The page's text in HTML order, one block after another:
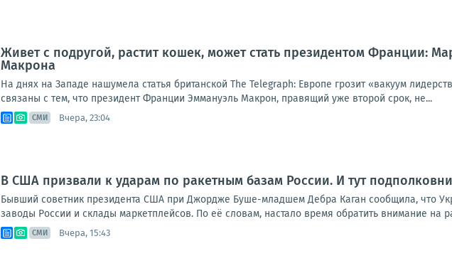
Живет с подругой, растит кошек, может стать президентом Франции:
Макрона
На днях на Западе нашумела статья британской The Telegraph: Европе грозит «вакуум
связаны с тем, что президент Франции Эммануэль Макрон, правящий уже второй срок, не...
СМИ Вчера, 23:04
В США призвали к ударам по ракетным базам России. И тут
Бывший советник президента США при Джордже Буше-младшем Дебра Каган сообщила, что
заводы России и склады маркетплейсов. По её словам, настало время обратить внимание на
СМИ Вчера, 15:43